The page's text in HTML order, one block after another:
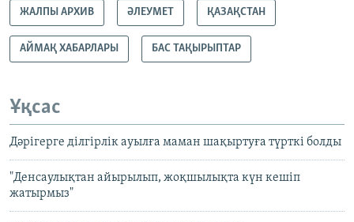
ЖАЛПЫ АРХИВ ӘЛЕУМЕТ ҚАЗАҚСТАН
АЙМАҚ ХАБАРЛАРЫ БАС ТАҚЫРЫПТАР
Ұқсас
Дәрігерге ділгірлік ауылға маман шақыртуға түрткі болды
"Денсаулықтан айырылып, жоқшылықта күн кешіп
жатырмыз"